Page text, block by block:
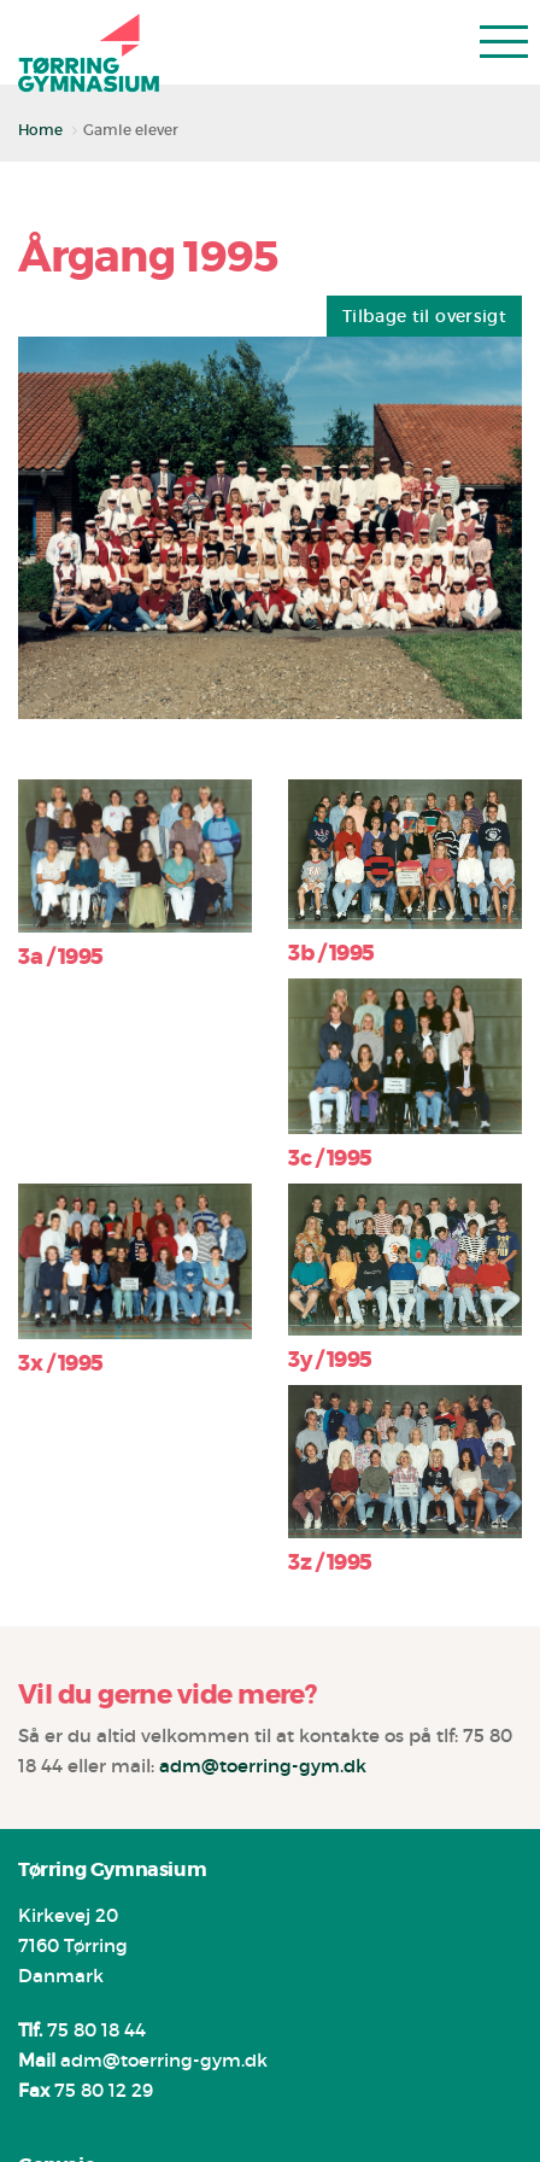
Home Gamle elever
Årgang 1995
Tilbage til oversigt
3a / 1995 3b / 1995
3c / 1995
3x / 1995 3y / 1995
3z / 1995
Vil du gerne vide mere?
Så er du altid velkommen til at kontakte os på tlf: 75 80
18 44 eller mail: adm@toerring-gym.dk
Tørring Gymnasium
Kirkevej 20
7160 Tørring
Danmark
Tlf.75 80 18 44
Mail adm@toerring-gym.dk
Fax 75 80 12 29